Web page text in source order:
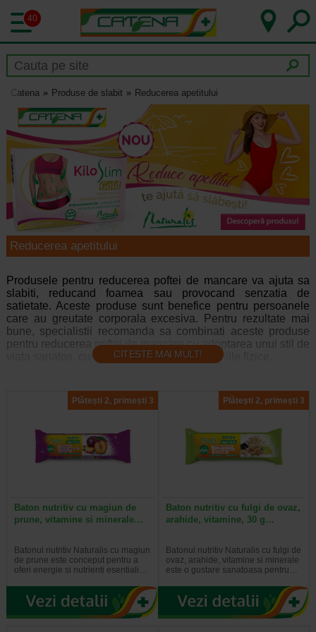
40
Catena Produse de slabit Reducerea apetitului
Reducerea apetitului
Produsele pentru reducerea poftei de mancare va ajuta sa
slabiti, reducand foamea sau provocand senzatia de
satietate. Aceste produse sunt benefice pentru persoanele
care au greutate corporala excesiva. Pentru rezultate mai
bune, specialistii recomanda sa combinati aceste produse
pentru reducerea poftei de mancare cu adoptarea unui stil de
viata sanatos, cum ar fi alimentatia si exercitiile fizice.
Ce sunt produsele pentru reducerea poftei de
mancare?
procesul de slabire. Ele influenteaza nevoia creierului de a
manca. Produsele pentru reducerea apetitului pot controla
senzatia de foame sau pot ajuta la instalarea mai rapida a
Cat de eficiente sunt produsele pentru
In medie, persoanele care iau astfel de produse si care
adopta un stil de viata sanatos (o alimentatie nutritiva si
decurs de 12 luni.
Pentru cine sunt recomandate produsele pentru reducerea
CITESTE MAI MULT!
Plătești 2, primești 3
Baton nutritiv cu magiun de
prune, vitamine si minerale…
Batonul nutritiv Naturalis cu magiun
de prune este conceput pentru a
oferi energie si nutrienti esentiali…
Plătești 2, primești 3
Baton nutritiv cu fulgi de ovaz,
arahide, vitamine, 30 g…
Batonul nutritiv Naturalis cu fulgi de
ovaz, arahide, vitamine si minerale
este o gustare sanatoasa pentru…